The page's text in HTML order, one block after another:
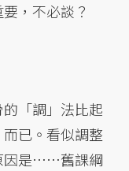
，不必談？
「調」法比起
已。看似調整
因是……舊課綱